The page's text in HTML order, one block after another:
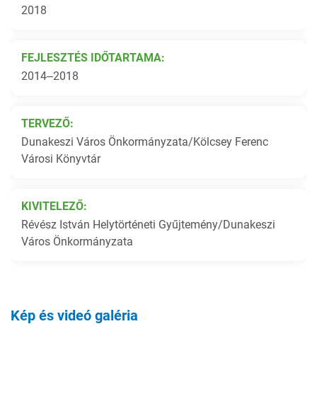
2018
FEJLESZTÉS IDŐTARTAMA:
2014‒2018
TERVEZŐ:
Dunakeszi Város Önkormányzata/Kölcsey Ferenc
Városi Könyvtár
KIVITELEZŐ:
Révész István Helytörténeti Gyűjtemény/Dunakeszi
Város Önkormányzata
Kép és videó galéria